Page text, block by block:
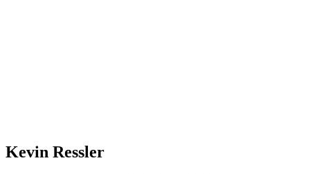
Kevin Ressler